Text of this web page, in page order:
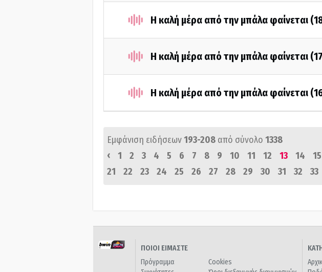
Η καλή μέρα από την μπάλα φαίνεται
Η καλή μέρα από την μπάλα φαίνεται
Η καλή μέρα από την μπάλα φαίνεται
Εμφάνιση ειδήσεων193-208 από σύνολο 1338
‹
1 2 3 4 5 6 7 8 9 10 11 12 13 14 15
21
22 23 24 25 26 27 28 29 30 31 32 33
ΠΟΙΟΙ ΕΙΜΑΣΤΕ
Πρόγραμμα
Cookies